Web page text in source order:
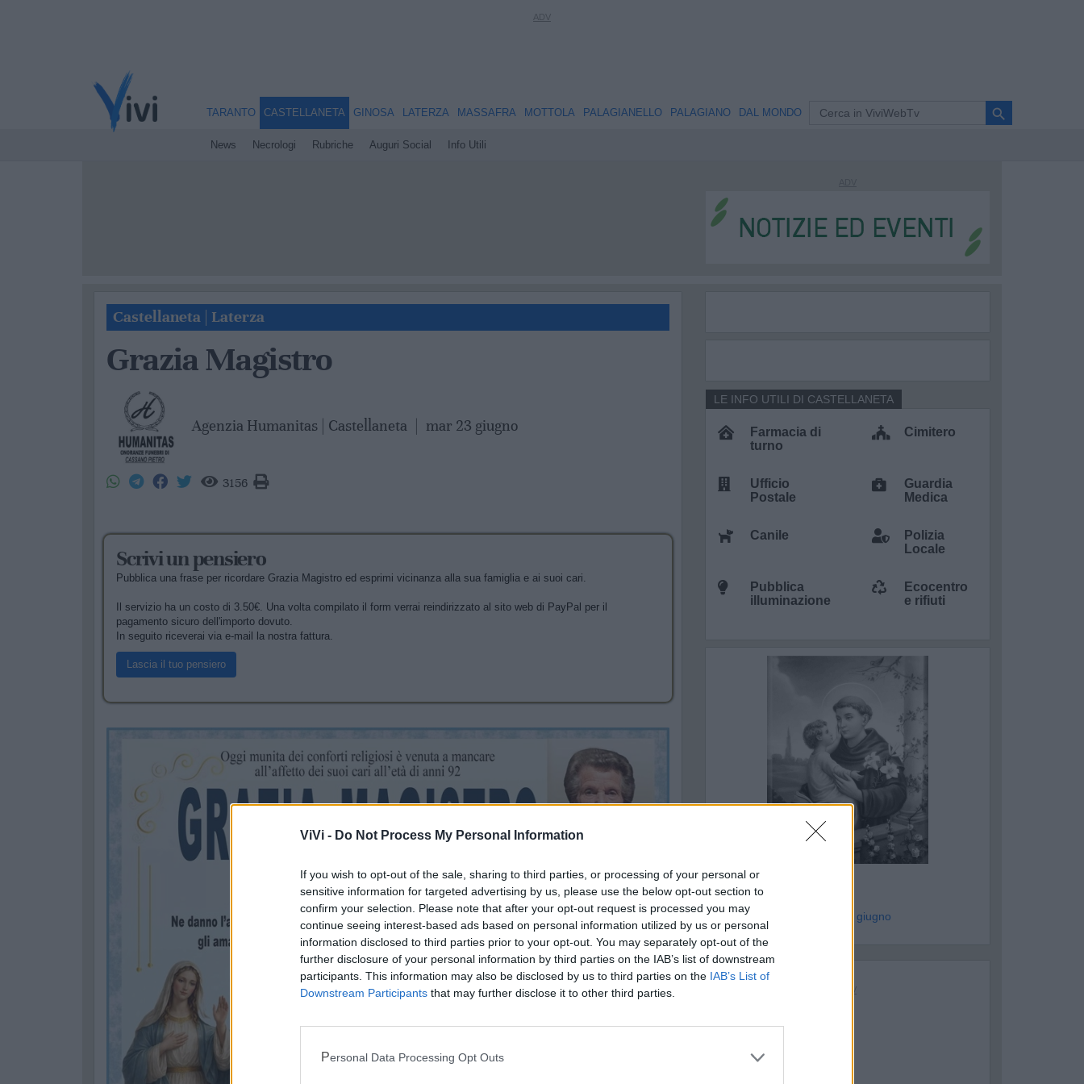
ViVi - Do Not Process My Personal Information
If you wish to opt-out of the sale, sharing to third parties, or processing of your personal or
sensitive information for targeted advertising by us, please use the below opt-out section to
confirm your selection. Please note that after your opt-out request is processed you may
continue seeing interest-based ads based on personal information utilized by us or personal
information disclosed to third parties prior to your opt-out. You may separately opt-out of the
further disclosure of your personal information by third parties on the IAB’s list of downstream
participants. This information may also be disclosed by us to third parties on the IAB’s List of
Downstream Participants that may further disclose it to other third parties.
Personal Data Processing Opt Outs
TARANTO CASTELLANETA
News Necrologi Rubriche Auguri Social Info Utili
GINOSA LATERZA MASSAFRA MOTTOLA PALAGIANELLO PALAGIANO DAL MONDO search
Castellaneta | Laterza
Grazia Magistro
Agenzia Humanitas | Castellaneta mar 23 giugno
3156
Scrivi un pensiero
Pubblica una frase per ricordare Grazia Magistro ed esprimi vicinanza alla sua famiglia e ai suoi cari.
Il servizio ha un costo di 3.50€. Una volta compilato il form verrai reindirizzato al sito web di PayPal per il
pagamento sicuro dell'importo dovuto.
In seguito riceverai via e-mail la nostra fattura.
Lascia il tuo pensiero
Farmacia di
turno
Cimitero
Ufficio
Postale
Guardia
Medica
Canile
Polizia
Locale
Pubblica
illuminazione
Ecocentro
e rifiuti
LE INFO UTILI DI CASTELLANETA
Antonio Miulli
Agenzia Humanitas - mar 9 giugno